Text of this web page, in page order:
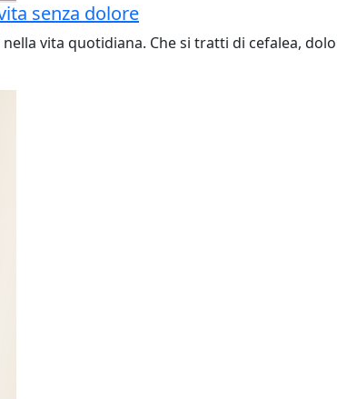
senza dolore
vita quotidiana. Che si tratti di cefalea,